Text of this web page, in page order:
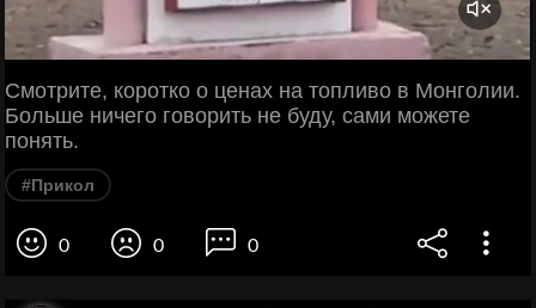
Смотрите, коротко о ценах на топливо в Монголии.
Больше ничего говорить не буду, сами можете
понять.
#Прикол
0 0 0